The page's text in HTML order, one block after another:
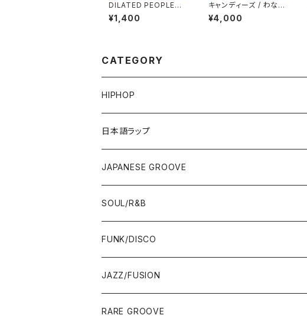
DILATED PEOPLES /
LIVE ON STAGE
¥1,400
キャンディーズ / わな
(HIT PACK SERIES)
¥4,000
CATEGORY
HIPHOP
12"/7"
80'S OLD SCHOOL
EARLY 90'S MIDDLE〜NEW SCHOOL
LP
80'S OLD SCHOOL
EARLY 90'S MIDDLE〜NEW SCHOOL
日本語ラップ
12"/7"
80'S OLD SCHOOL〜EARLY 90'S
MID〜LATE 90'S
LP
80'S OLD SCHOOL〜EARLY 90'S
MID〜LATE 90'S
CD/TAPE
CD-R/DEMO/SAMPLE
CD ALBUM
JAPANESE GROOVE
LP
60'S/70'S
80'S
7"/12"
60'S/70'S
80'S
SOUL/R&B
LP
60'S/70'S
80'S
12"/7"
60'S/70'S
FUNK/DISCO
LP
70'S
12"/7"
JAZZ/FUSION
JAZZ
RARE GROOVE